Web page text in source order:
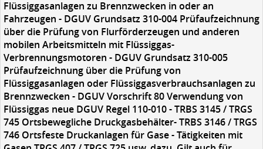
Flüssiggasanlagen zu Brennzwecken in oder an
Fahrzeugen - DGUV Grundsatz 310-004 Prüfaufzeichnung
über die Prüfung von Flurförderzeugen und anderen
mobilen Arbeitsmitteln mit Flüssiggas-
Verbrennungsmotoren - DGUV Grundsatz 310-005
Prüfaufzeichnung über die Prüfung von
Flüssiggasanlagen oder Flüssiggasverbrauchsanlagen zu
Brennzwecken - DGUV Vorschrift 80 Verwendung von
Flüssiggas neue DGUV Regel 110-010 - TRBS 3145 / TRGS
745 Ortsbewegliche Druckgasbehälter- TRBS 3146 / TRGS
746 Ortsfeste Druckanlagen für Gase - Tätigkeiten mit